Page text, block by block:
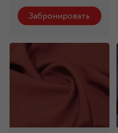
Забронировать